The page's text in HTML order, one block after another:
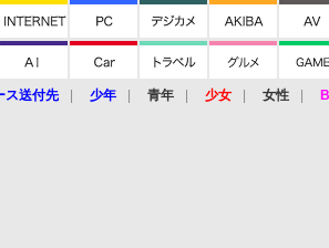
ス送付先 少年 青年 少女 女性